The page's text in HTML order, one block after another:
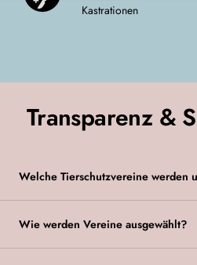
Kastrationen
Transparenz &
Welche Tierschutzvereine werden
Wie werden Vereine ausgewählt?